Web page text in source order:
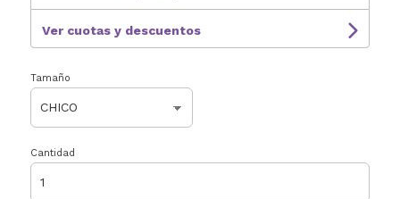
Ver cuotas y descuentos
Tamaño
Cantidad